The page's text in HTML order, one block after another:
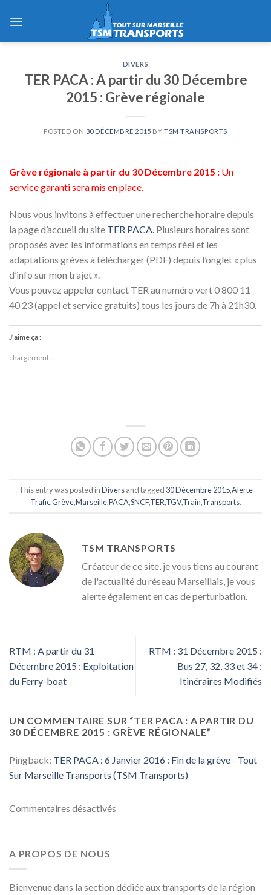
DIVERS
TER PACA : A partir du 30 Décembre
2015 : Grève régionale
POSTED ON 30 DÉCEMBRE 2015 BY TSM TRANSPORTS
Grève régionale à partir du 30 Décembre 2015 : Un
service garanti sera mis en place.
Nous vous invitons à effectuer une recherche horaire depuis
la page d’accueil du site TER PACA. Plusieurs horaires sont
proposés avec les informations en temps réel et les
adaptations grèves à télécharger (PDF) depuis l’onglet « plus
d’info sur mon trajet ».
Vous pouvez appeler contact TER au numéro vert 0 800 11
40 23 (appel et service gratuits) tous les jours de 7h à 21h30.
J’aime ça :
chargement…
This entry was posted inDiversand tagged 30 Décembre 2015,Alerte
Trafic,Grève,Marseille,PACA,SNCF,TER,TGV,Train,Transports.
TSM TRANSPORTS
Créateur de ce site, je vous tiens au courant
de l'actualité du réseau Marseillais, je vous
alerte également en cas de perturbation.
RTM : A partir du 31
Décembre 2015 : Exploitation
du Ferry-boat
RTM : 31 Décembre 2015 :
Bus 27, 32, 33 et 34 :
Itinéraires Modifiés
UN COMMENTAIRE SUR “TER PACA : A PARTIR DU
30 DÉCEMBRE 2015 : GRÈVE RÉGIONALE”
Pingback: TER PACA : 6 Janvier 2016 : Fin de la grève - Tout
Sur Marseille Transports (TSM Transports)
Commentaires désactivés
A PROPOS DE NOUS
Bienvenue dans la section dédiée aux transports de la région